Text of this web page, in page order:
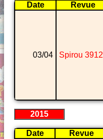
Date Revue
03/04 Spirou 3912
2015
Date Revue